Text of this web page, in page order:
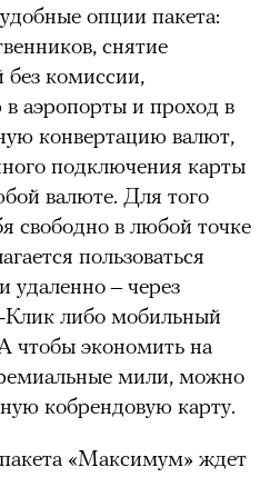
опции пакета:
снятие
без комиссии,
аэропорты и проход в
конвертацию валют,
подключения карты
валюте. Для того
свободно в любой точке
пользоваться
удаленно – через
Клик либо мобильный
чтобы экономить на
мили, можно
кобрендовую карту.
«Максимум» ждет